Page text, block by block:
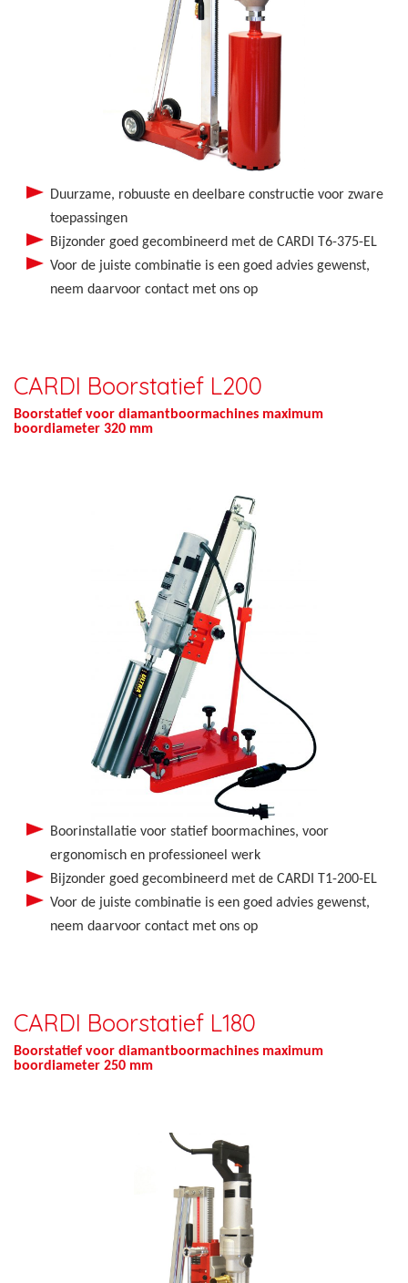
Duurzame, robuuste en deelbare constructie voor zware
toepassingen
Bijzonder goed gecombineerd met de CARDI T6-375-EL
Voor de juiste combinatie is een goed advies gewenst,
neem daarvoor contact met ons op
CARDI Boorstatief L200
Boorstatief voor diamantboormachines maximum
boordiameter 320 mm
Boorinstallatie voor statief boormachines, voor
ergonomisch en professioneel werk
Bijzonder goed gecombineerd met de CARDI T1-200-EL
Voor de juiste combinatie is een goed advies gewenst,
neem daarvoor contact met ons op
CARDI Boorstatief L180
Boorstatief voor diamantboormachines maximum
boordiameter 250 mm